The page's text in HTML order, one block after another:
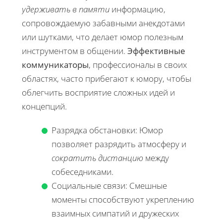
удерживать в памяти информацию,
сопровождаемую забавными анекдотами
или шутками, что делает юмор полезным
инструментом в общении. Эффективные
коммуникаторы, профессионалы в своих
областях, часто прибегают к юмору, чтобы
облегчить восприятие сложных идей и
концепций.
Разрядка обстановки: Юмор
позволяет разрядить атмосферу и
сократить дистанцию между
собеседниками.
Социальные связи: Смешные
моменты способствуют укреплению
взаимных симпатий и дружеских